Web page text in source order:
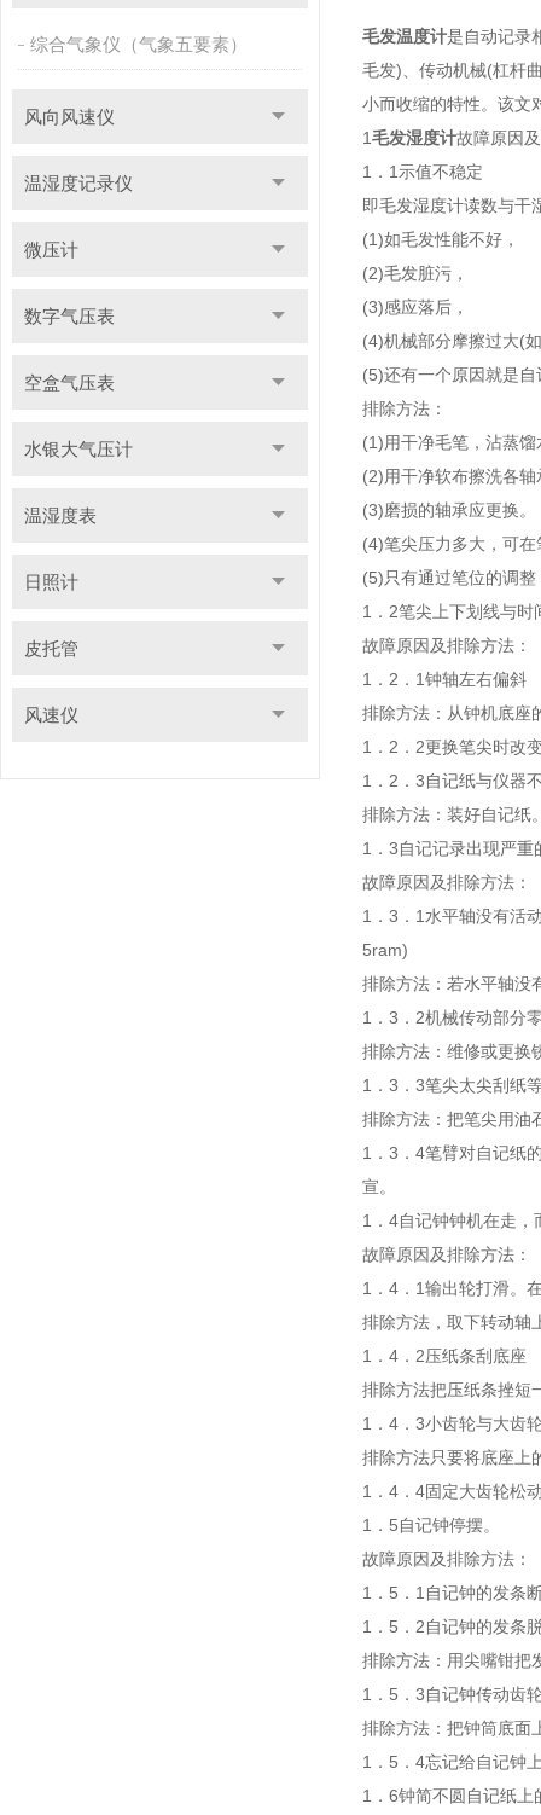
综合气象仪（气象五要素）
风向风速仪
温湿度记录仪
微压计
数字气压表
空盒气压表
水银大气压计
温湿度表
日照计
皮托管
风速仪
毛发温度计是自动记录
毛发)、传动机械(杠杆
小而收缩的特性。该文
1毛发湿度计故障原因
1．1示值不稳定
即毛发湿度计读数与干
(1)如毛发性能不好，
(2)毛发脏污，
(3)感应落后，
(4)机械部分摩擦过大(
(5)还有一个原因就是
排除方法：
(1)用干净毛笔，沾蒸
(2)用干净软布擦洗各
(3)磨损的轴承应更换。
(4)笔尖压力多大，可
(5)只有通过笔位的调
1．2笔尖上下划线与时
故障原因及排除方法：
1．2．1钟轴左右偏斜
排除方法：从钟机底座
1．2．2更换笔尖时改
1．2．3自记纸与仪器
排除方法：装好自记纸
1．3自记记录出现严重
故障原因及排除方法：
1．3．1水平轴没有活
5ram)
排除方法：若水平轴没
1．3．2机械传动部分
排除方法：维修或更换
1．3．3笔尖太尖刮纸
排除方法：把笔尖用油
1．3．4笔臂对自记纸
宣。
1．4自记钟钟机在走，
故障原因及排除方法：
1．4．1输出轮打滑。
排除方法，取下转动轴
1．4．2压纸条刮底座
排除方法把压纸条挫短
1．4．3小齿轮与大齿
排除方法只要将底座上
1．4．4固定大齿轮松
1．5自记钟停摆。
故障原因及排除方法：
1．5．1自记钟的发条
1．5．2自记钟的发条
排除方法：用尖嘴钳把
1．5．3自记钟传动齿
排除方法：把钟筒底面
1．5．4忘记给自记钟
1．6钟简不圆自记纸